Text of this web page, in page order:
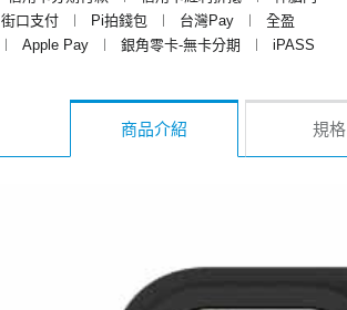
街口支付 ︱ Pi拍錢包 ︱ 台灣Pay ︱
全盈
︱ Apple Pay ︱ 銀角零卡-無卡分期 ︱
iPASS
商品介紹 規格